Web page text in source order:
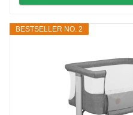
BESTSELLER NO. 2